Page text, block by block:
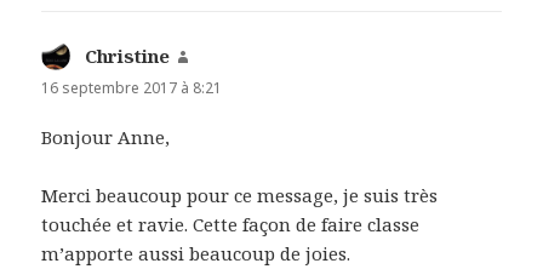
Christine
16 septembre 2017 à 8:21
Bonjour Anne,
Merci beaucoup pour ce message, je suis très
touchée et ravie. Cette façon de faire classe
m’apporte aussi beaucoup de joies.